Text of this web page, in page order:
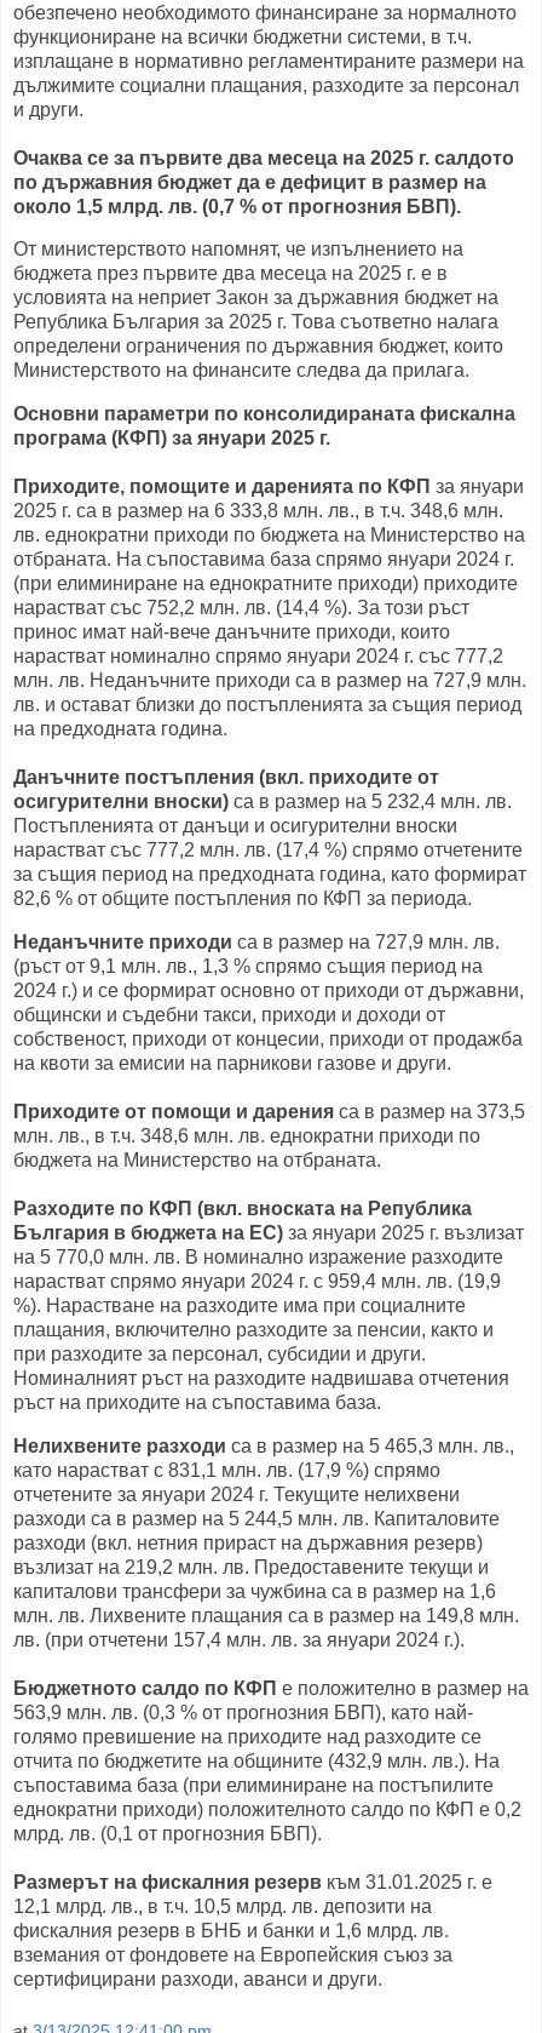
обезпечено необходимото финансиране за нормалното
функциониране на всички бюджетни системи, в т.ч.
изплащане в нормативно регламентираните размери на
дължимите социални плащания, разходите за персонал
и други.
Очаква се за първите два месеца на 2025 г. салдото
по държавния бюджет да е дефицит в размер на
около 1,5 млрд. лв. (0,7 % от прогнозния БВП).
От министерството напомнят, че изпълнението на
бюджета през първите два месеца на 2025 г. е в
условията на неприет Закон за държавния бюджет на
Република България за 2025 г. Това съответно налага
определени ограничения по държавния бюджет, които
Министерството на финансите следва да прилага.
Основни параметри по консолидираната фискална
програма (КФП) за януари 2025 г.
Приходите, помощите и даренията по КФП за януари
2025 г. са в размер на 6 333,8 млн. лв., в т.ч. 348,6 млн.
лв. еднократни приходи по бюджета на Министерство на
отбраната. На съпоставима база спрямо януари 2024 г.
(при елиминиране на еднократните приходи) приходите
нарастват със 752,2 млн. лв. (14,4 %). За този ръст
принос имат най-вече данъчните приходи, които
нарастват номинално спрямо януари 2024 г. със 777,2
млн. лв. Неданъчните приходи са в размер на 727,9 млн.
лв. и остават близки до постъпленията за същия период
на предходната година.
Данъчните постъпления (вкл. приходите от
осигурителни вноски) са в размер на 5 232,4 млн. лв.
Постъпленията от данъци и осигурителни вноски
нарастват със 777,2 млн. лв. (17,4 %) спрямо отчетените
за същия период на предходната година, като формират
82,6 % от общите постъпления по КФП за периода.
Неданъчните приходи са в размер на 727,9 млн. лв.
(ръст от 9,1 млн. лв., 1,3 % спрямо същия период на
2024 г.) и се формират основно от приходи от държавни,
общински и съдебни такси, приходи и доходи от
собственост, приходи от концесии, приходи от продажба
на квоти за емисии на парникови газове и други.
Приходите от помощи и дарения са в размер на 373,5
млн. лв., в т.ч. 348,6 млн. лв. еднократни приходи по
бюджета на Министерство на отбраната.
Разходите по КФП (вкл. вноската на Република
България в бюджета на ЕС) за януари 2025 г. възлизат
на 5 770,0 млн. лв. В номинално изражение разходите
нарастват спрямо януари 2024 г. с 959,4 млн. лв. (19,9
%). Нарастване на разходите има при социалните
плащания, включително разходите за пенсии, както и
при разходите за персонал, субсидии и други.
Номиналният ръст на разходите надвишава отчетения
ръст на приходите на съпоставима база.
Нелихвените разходи са в размер на 5 465,3 млн. лв.,
като нарастват с 831,1 млн. лв. (17,9 %) спрямо
отчетените за януари 2024 г. Текущите нелихвени
разходи са в размер на 5 244,5 млн. лв. Капиталовите
разходи (вкл. нетния прираст на държавния резерв)
възлизат на 219,2 млн. лв. Предоставените текущи и
капиталови трансфери за чужбина са в размер на 1,6
млн. лв. Лихвените плащания са в размер на 149,8 млн.
лв. (при отчетени 157,4 млн. лв. за януари 2024 г.).
Бюджетното салдо по КФП е положително в размер на
563,9 млн. лв. (0,3 % от прогнозния БВП), като най-
голямо превишение на приходите над разходите се
отчита по бюджетите на общините (432,9 млн. лв.). На
съпоставима база (при елиминиране на постъпилите
еднократни приходи) положителното салдо по КФП е 0,2
млрд. лв. (0,1 от прогнозния БВП).
Размерът на фискалния резерв към 31.01.2025 г. е
12,1 млрд. лв., в т.ч. 10,5 млрд. лв. депозити на
фискалния резерв в БНБ и банки и 1,6 млрд. лв.
вземания от фондовете на Европейския съюз за
сертифицирани разходи, аванси и други.